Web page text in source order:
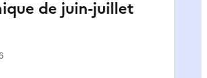
de juin-juillet